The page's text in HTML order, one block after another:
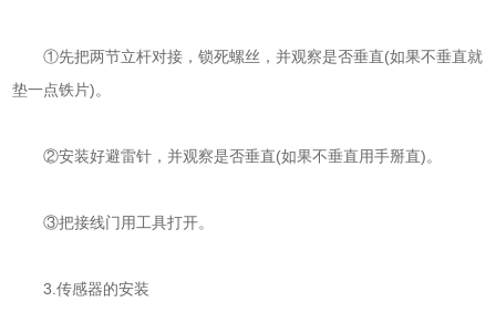
①先把两节立杆对接，锁死螺丝，并观察是否垂直(如果不垂直就
垫一点铁片)。
②安装好避雷针，并观察是否垂直(如果不垂直用手掰直)。
③把接线门用工具打开。
3.传感器的安装